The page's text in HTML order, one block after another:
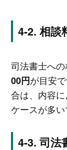
相談
司法書士への
00円が目安
合は、内容
ケースが多い
司法